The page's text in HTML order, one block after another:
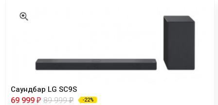
Саундбар LG SC9S
69 999 ₽ 89 999₽ -22%